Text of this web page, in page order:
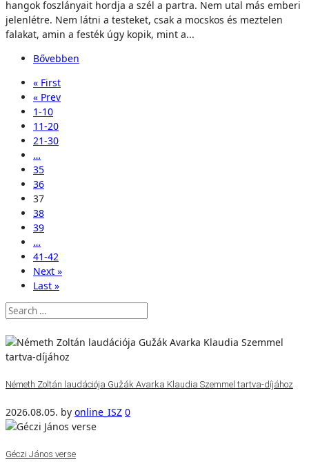
hangok foszlányait hordja a szél a partra. Nem utal más emberi
jelenlétre. Nem látni a testeket, csak a mocskos és meztelen
falakat, amin a festék úgy kopik, mint a...
Bővebben
« First
« Prev
1-10
11-20
21-30
…
35
36
37
38
39
…
41-42
Next »
Last »
Németh Zoltán laudációja Gužák Avarka Klaudia Szemmel tartva-díjához
2026.08.05. by online_ISZ 0
Géczi János verse